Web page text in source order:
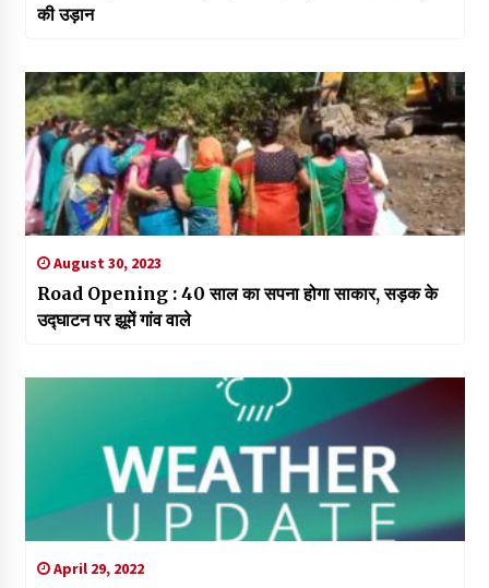
की उड़ान
August 30, 2023
Road Opening : 40 साल का सपना होगा साकार, सड़क के
उद्घाटन पर झूमें गांव वाले
April 29, 2022